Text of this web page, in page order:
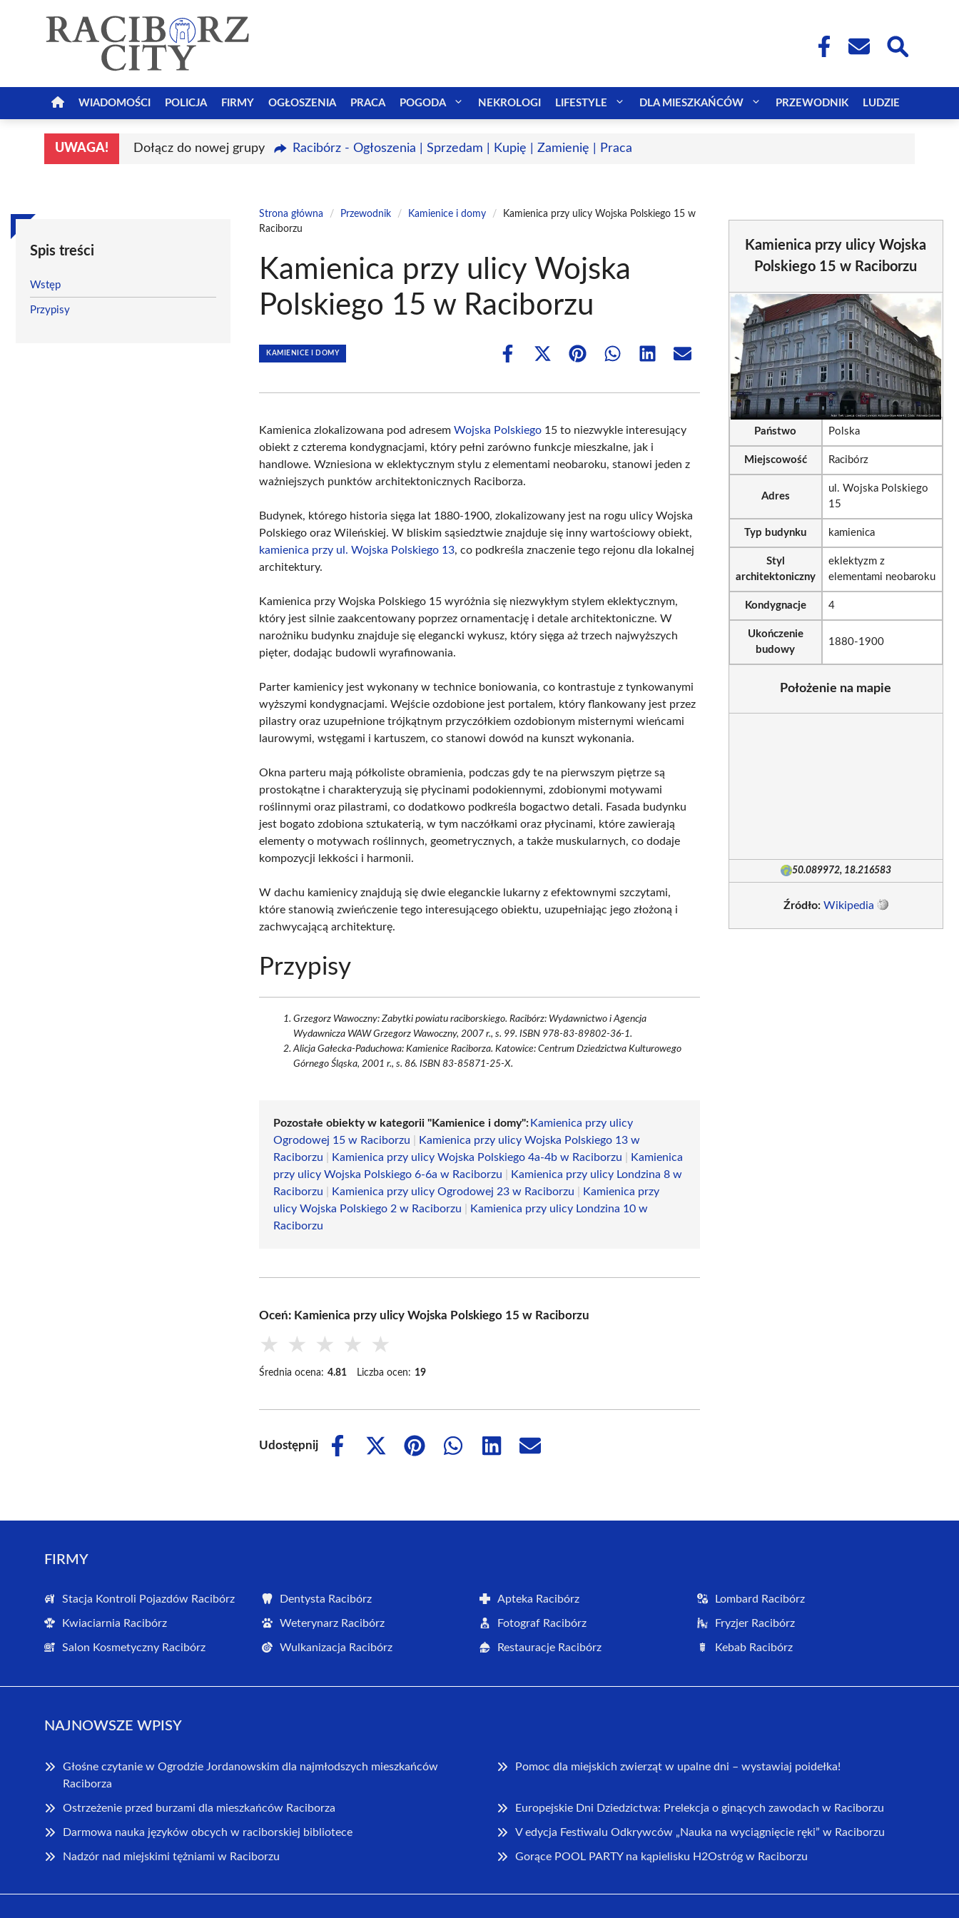
WIADOMOŚCI POLICJA FIRMY OGŁOSZENIA PRACA POGODA NEKROLOGI LIFESTYLE DLA MIESZKAŃCÓW PRZEWODNIK LUDZIE
UWAGA! Dołącz do nowej grupy Racibórz - Ogłoszenia | Sprzedam | Kupię | Zamienię | Praca
Spis treści
Wstęp
Przypisy
Strona główna / Przewodnik / Kamienice i domy /
Kamienica przy ulicy Wojska Polskiego 15 w
Raciborzu
Kamienica przy ulicy Wojska
Polskiego 15 w Raciborzu
KAMIENICE I DOMY
Share
Share
(Twitter)
Share Share Share Share
Kamienica zlokalizowana pod adresemWojska Polskiego 15 to niezwykle interesujący
obiekt z czterema kondygnacjami, który pełni zarówno funkcje mieszkalne, jak i
handlowe. Wzniesiona w eklektycznym stylu z elementami neobaroku, stanowi jeden z
ważniejszych punktów architektonicznych Raciborza.
Budynek, którego historia sięga lat 1880-1900, zlokalizowany jest na rogu ulicy Wojska
Polskiego oraz Wileńskiej. W bliskim sąsiedztwie znajduje się inny wartościowy obiekt,
kamienica przy ul. Wojska Polskiego 13, co podkreśla znaczenie tego rejonu dla lokalnej
architektury.
Kamienica przy Wojska Polskiego 15 wyróżnia się niezwykłym stylem eklektycznym,
który jest silnie zaakcentowany poprzez ornamentację i detale architektoniczne. W
narożniku budynku znajduje się elegancki wykusz, który sięga aż trzech najwyższych
pięter, dodając budowli wyrafinowania.
Parter kamienicy jest wykonany w technice boniowania, co kontrastuje z tynkowanymi
wyższymi kondygnacjami. Wejście ozdobione jest portalem, który flankowany jest przez
pilastry oraz uzupełnione trójkątnym przyczółkiem ozdobionym misternymi wieńcami
laurowymi, wstęgami i kartuszem, co stanowi dowód na kunszt wykonania.
Okna parteru mają półkoliste obramienia, podczas gdy te na pierwszym piętrze są
prostokątne i charakteryzują się płycinami podokiennymi, zdobionymi motywami
roślinnymi oraz pilastrami, co dodatkowo podkreśla bogactwo detali. Fasada budynku
jest bogato zdobiona sztukaterią, w tym naczółkami oraz płycinami, które zawierają
elementy o motywach roślinnych, geometrycznych, a także muskularnych, co dodaje
kompozycji lekkości i harmonii.
W dachu kamienicy znajdują się dwie eleganckie lukarny z efektownymi szczytami,
które stanowią zwieńczenie tego interesującego obiektu, uzupełniając jego złożoną i
zachwycającą architekturę.
Przypisy
Grzegorz Wawoczny: Zabytki powiatu raciborskiego. Racibórz: Wydawnictwo i Agencja
Wydawnicza WAW Grzegorz Wawoczny, 2007 r., s. 99. ISBN 978-83-89802-36-1.
Alicja Gałecka-Paduchowa: Kamienice Raciborza. Katowice: Centrum Dziedzictwa Kulturowego
Górnego Śląska, 2001 r., s. 86. ISBN 83-85871-25-X.
Pozostałe obiekty w kategorii "Kamienice i domy":Kamienica przy ulicy
Ogrodowej 15 w Raciborzu
Kamienica przy ulicy Wojska Polskiego 13 w
Raciborzu
Kamienica przy ulicy Wojska Polskiego 4a-4b w Raciborzu
Kamienica
przy ulicy Wojska Polskiego 6-6a w Raciborzu
Kamienica przy ulicy Londzina 8 w
Raciborzu
Kamienica przy ulicy Ogrodowej 23 w Raciborzu
Kamienica przy
ulicy Wojska Polskiego 2 w Raciborzu
Kamienica przy ulicy Londzina 10 w
Raciborzu
Oceń: Kamienica przy ulicy Wojska Polskiego 15 w Raciborzu
★ ★ ★ ★ ★
Średnia ocena: 4.81 Liczba ocen: 19
Udostępnij
Share
Share
Share
Share
Share
Share
Kamienica przy ulicy Wojska
Polskiego 15 w Raciborzu
Państwo Polska
Miejscowość Racibórz
Adres
ul. Wojska Polskiego
15
Typ budynku kamienica
Styl
architektoniczny
eklektyzm z
elementami neobaroku
Kondygnacje 4
Ukończenie
budowy
1880-1900
Położenie na mapie
50.089972, 18.216583
Źródło: Wikipedia
FIRMY
Stacja Kontroli Pojazdów Racibórz Dentysta Racibórz Apteka Racibórz Lombard Racibórz
Kwiaciarnia Racibórz Weterynarz Racibórz Fotograf Racibórz Fryzjer Racibórz
Salon Kosmetyczny Racibórz Wulkanizacja Racibórz Restauracje Racibórz Kebab Racibórz
NAJNOWSZE WPISY
Głośne czytanie w Ogrodzie Jordanowskim dla najmłodszych mieszkańców
Raciborza
Pomoc dla miejskich zwierząt w upalne dni – wystawiaj poidełka!
Ostrzeżenie przed burzami dla mieszkańców Raciborza Europejskie Dni Dziedzictwa: Prelekcja o ginących zawodach w Raciborzu
Darmowa nauka języków obcych w raciborskiej bibliotece V edycja Festiwalu Odkrywców „Nauka na wyciągnięcie ręki” w Raciborzu
Nadzór nad miejskimi tężniami w Raciborzu Gorące POOL PARTY na kąpielisku H2Ostróg w Raciborzu